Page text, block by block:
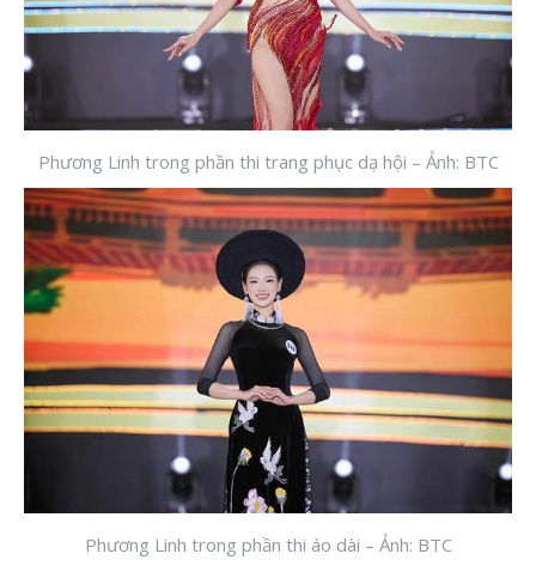
Phương Linh trong phần thi trang phục dạ hội – Ảnh: BTC
Phương Linh trong phần thi áo dài – Ảnh: BTC